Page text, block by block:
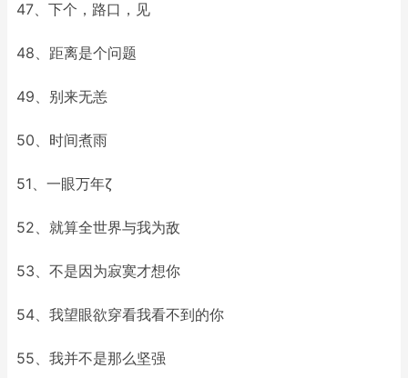
47、下个，路口，见
48、距离是个问题ゝ
49、别来无恙
50、时间煮雨
51、一眼万年ζ
52、就算全世界与我为敌
53、不是因为寂寞才想你
54、我望眼欲穿看我看不到的你
55、我并不是那么坚强